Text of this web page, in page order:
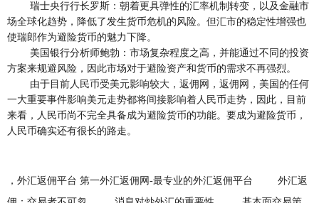
瑞士央行行长罗斯：朝着更具弹性的汇率机制转变，以及金融市
场全球化趋势，降低了发生货币危机的风险。但汇市的稳定性增强也
使瑞郎作为避险货币的魅力下降。
美国银行分析师鲍勃：市场复杂程度之高，并能通过不同的投资
方案来规避风险，因此市场对于避险资产和货币的需求不再强烈。
由于目前人民币受美元影响较大，返佣网，返佣网，美国的任何
一大重要事件影响美元走势都将间接影响着人民币走势，因此，目前
来看，人民币尚不完全具备成为避险货币的功能。要成为避险货币，
人民币确实还有很长的路走。
，外汇返佣平台 第一外汇返佣网-最专业的外汇返佣平台
外汇返